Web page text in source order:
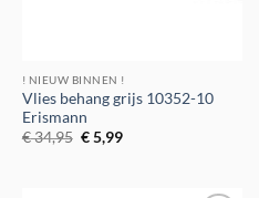
! NIEUW BINNEN !
Vlies behang grijs 10352-10
Erismann
€34,95 Oorspronkelijke
prijs
€5,99Huidige